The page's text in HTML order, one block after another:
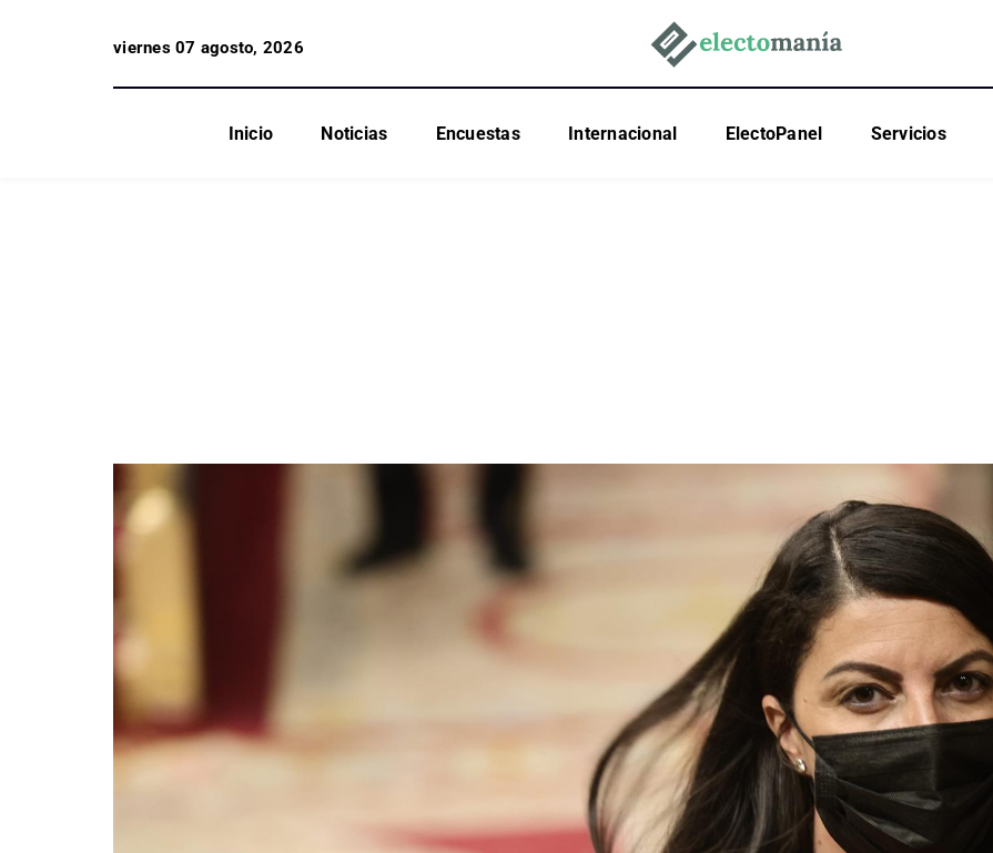
viernes 07 agosto, 2026
Inicio Noticias Encuestas Internacional ElectoPanel Servicios